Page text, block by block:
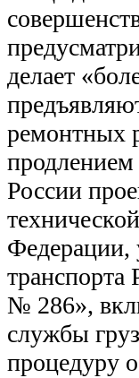
делает
ремонтных
России
Федерации,
транспорта
№ 286»,
службы
процедуру